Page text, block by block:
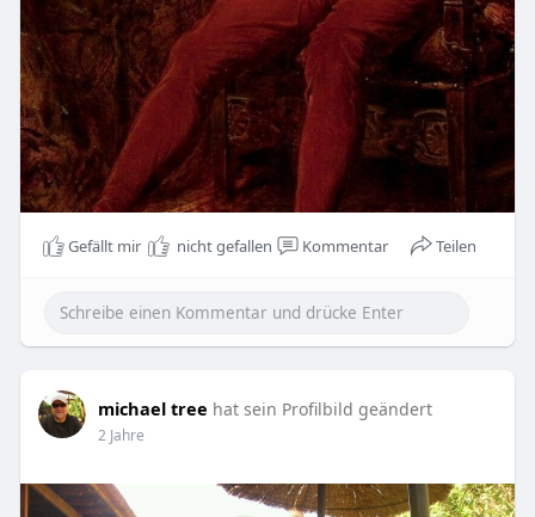
Gefällt mir nicht gefallen Kommentar Teilen
michael tree hat sein Profilbild geändert
2 Jahre